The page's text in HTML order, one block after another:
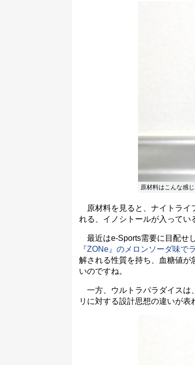
原材料はこんな感
原材料を見ると、ナイトライ
れる、イノシトールが入ってい
最近はe-Sports需要に目配せ
『ZONe』のメロンソーダ味で
解される性質を持ち、血糖値が
いのですね。
一方、ウルトラパラダイスは
リに対する設計思想の違いが表